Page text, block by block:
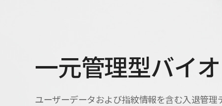
一元管理型バイ
ユーザーデータおよび指紋情報を含む入退管理